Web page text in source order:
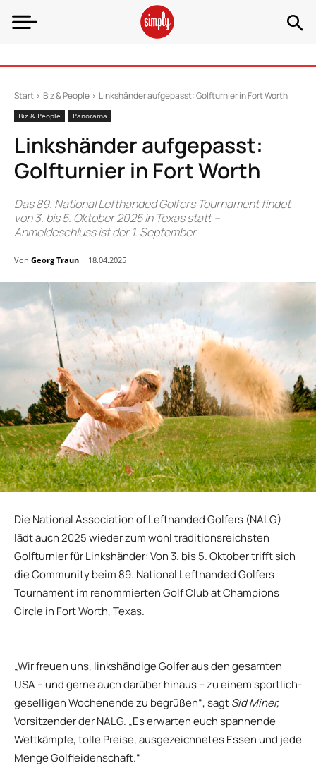
Start Biz & People Linkshänder aufgepasst: Golfturnier in Fort Worth
Biz & People Panorama
Linkshänder aufgepasst:
Golfturnier in Fort Worth
Das 89. National Lefthanded Golfers Tournament findet
von 3. bis 5. Oktober 2025 in Texas statt –
Anmeldeschluss ist der 1. September.
Von Georg Traun 18.04.2025
Die National Association of Lefthanded Golfers (NALG)
lädt auch 2025 wieder zum wohl traditionsreichsten
Golfturnier für Linkshänder: Von 3. bis 5. Oktober trifft sich
die Community beim 89. National Lefthanded Golfers
Tournament im renommierten Golf Club at Champions
Circle in Fort Worth, Texas.
„Wir freuen uns, linkshändige Golfer aus den gesamten
USA – und gerne auch darüber hinaus – zu einem sportlich-
geselligen Wochenende zu begrüßen“, sagtSid Miner,
Vorsitzender der NALG. „Es erwarten euch spannende
Wettkämpfe, tolle Preise, ausgezeichnetes Essen und jede
Menge Golfleidenschaft.“